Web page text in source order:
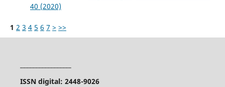
40 (2020)
1 2 3 4 5 6 7 > >>
ISSN digital: 2448-9026